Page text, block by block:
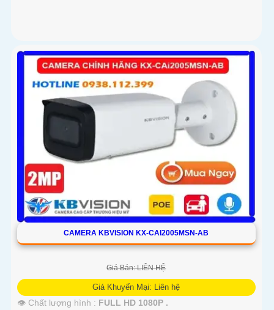
CAMERA KBVISION KX-CAI2005MSN-AB
Giá Bán: LIÊN HỆ
Giá Khuyến Mại: Liên hệ
👁 Chất lượng hình : FULL HD 1080P .